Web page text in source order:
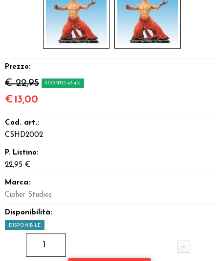
Prezzo:
€ 22,95 SCONTO 43.4%
€ 13,00
Cod. art.:
CSHD2002
P. Listino:
22,95 €
Marca:
Cipher Studios
Disponibilità:
DISPONIBILE